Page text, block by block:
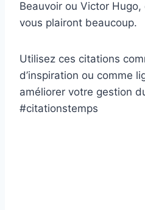
Beauvoir ou Victor
vous plairont beaucoup.
Utilisez ces citations
d’inspiration ou comme
améliorer votre gestion
#citationstemps